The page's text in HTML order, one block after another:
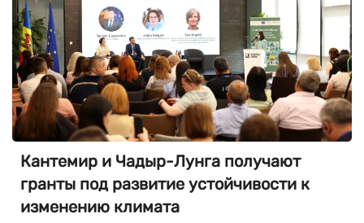
Кантемир и Чадыр-Лунга получают
гранты под развитие устойчивости к
изменению климата